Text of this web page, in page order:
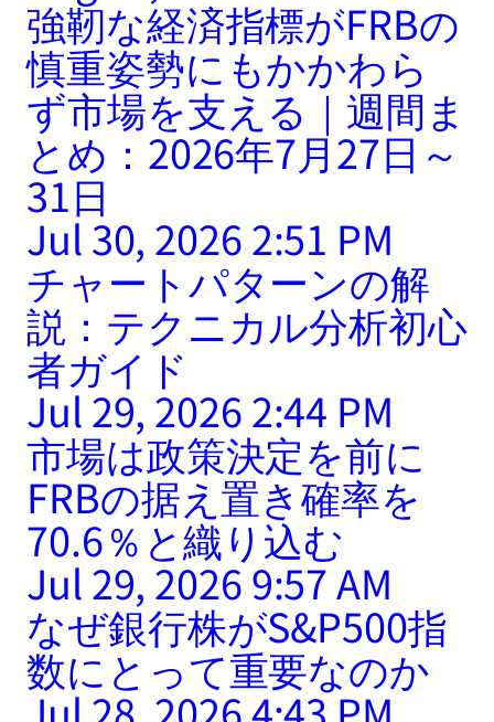
強靭な経済指標がFRBの
慎重姿勢にもかかわら
ず市場を支える｜週間ま
とめ：2026年7月27日～
31日
Jul 30, 2026 2:51 PM
チャートパターンの解
説：テクニカル分析初心
者ガイド
Jul 29, 2026 2:44 PM
市場は政策決定を前に
FRBの据え置き確率を
70.6％と織り込む
Jul 29, 2026 9:57 AM
なぜ銀行株がS&P500指
数にとって重要なのか